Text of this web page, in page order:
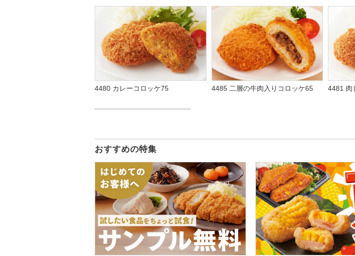
4480 カレーコロッケ75 4485 二層の牛肉入りコロッケ65 4481 肉
おすすめの特集